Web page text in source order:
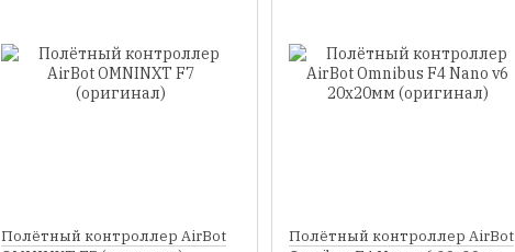
Полётный контроллер AirBot
Полётный контроллер AirBot